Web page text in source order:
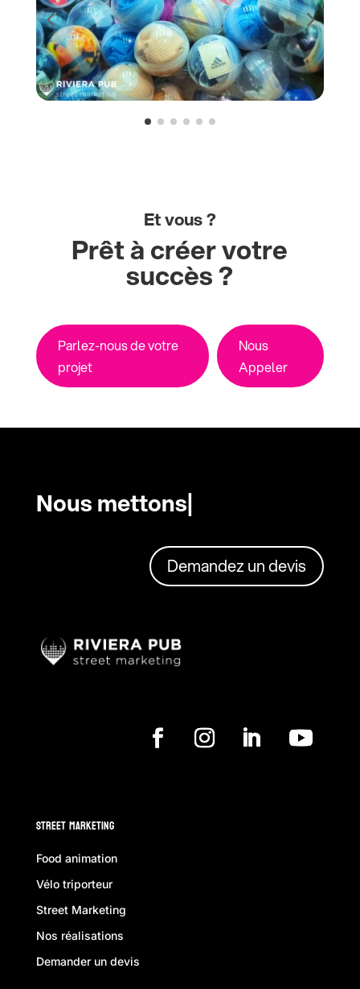
Et vous ?
Prêt à créer votre
succès ?
Parlez-nous de votre
projet
Nous
Appeler
Nous mettons en
Demandez un devis
Street Marketing
Food animation
Vélo triporteur
Street Marketing
Nos réalisations
Demander un devis